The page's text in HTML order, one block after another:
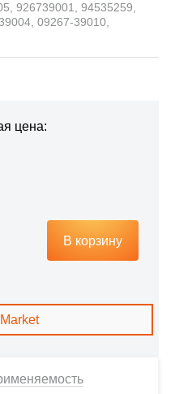
926739001, 94535259,
09267-39010,
цена:
В корзину